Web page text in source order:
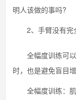
明人该做的事吗?
2、手臂没有完
全幅度训练可以
时，也是避免盲目
全幅度训练：肌